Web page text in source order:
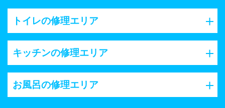
トイレの修理エリア
キッチンの修理エリア
お風呂の修理エリア